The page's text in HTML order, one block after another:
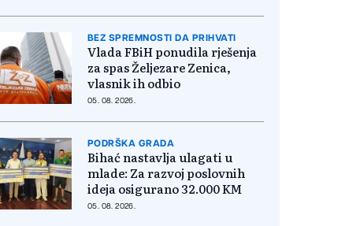
BEZ SPREMNOSTI DA PRIHVATI
Vlada FBiH ponudila rješenja
za spas Željezare Zenica,
vlasnik ih odbio
05. 08. 2026.
PODRŠKA GRADA
Bihać nastavlja ulagati u
mlade: Za razvoj poslovnih
ideja osigurano 32.000 KM
05. 08. 2026.